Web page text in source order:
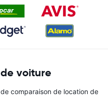
voiture
comparaison de location de